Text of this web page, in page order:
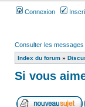
Connexion
Consulter les
Index du forum »
Si vous